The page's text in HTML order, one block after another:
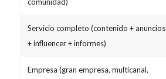
Servicio completo (contenido + anuncios
+ influencer + informes)
Empresa (gran empresa, multicanal,